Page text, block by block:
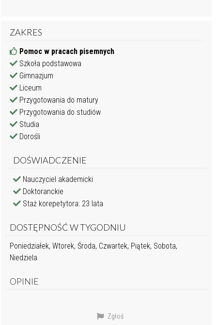
ZAKRES
Pomoc w pracach pisemnych
Szkoła podstawowa
Gimnazjum
Liceum
Przygotowania do matury
Przygotowania do studiów
Studia
Dorośli
DOŚWIADCZENIE
Nauczyciel akademicki
Doktoranckie
Staż korepetytora: 23 lata
DOSTĘPNOŚĆ W TYGODNIU
Poniedziałek, Wtorek, Środa, Czwartek, Piątek, Sobota,
Niedziela
OPINIE
Zgłoś